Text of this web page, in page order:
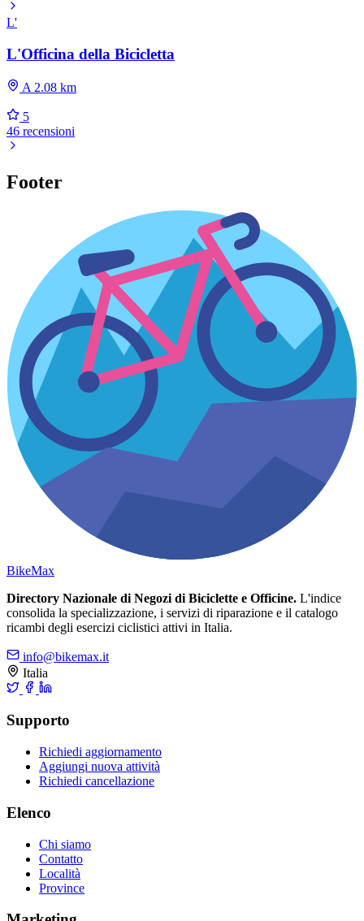
L'
L'Officina della Bicicletta
A 2.08 km
5
46 recensioni
Footer
BikeMax
Directory Nazionale di Negozi di Biciclette e Officine. L'indice
consolida la specializzazione, i servizi di riparazione e il catalogo
ricambi degli esercizi ciclistici attivi in Italia.
info@bikemax.it
Italia
Supporto
Richiedi aggiornamento
Aggiungi nuova attività
Richiedi cancellazione
Elenco
Chi siamo
Contatto
Località
Province